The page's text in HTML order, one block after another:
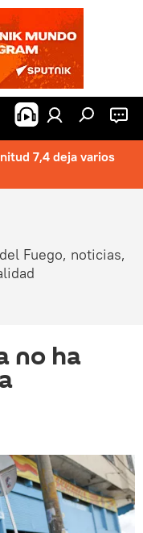
7,4 deja varios
Fuego, noticias,
no ha